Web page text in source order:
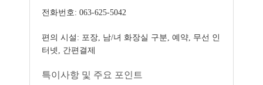
전화번호: 063-625-5042
편의 시설: 포장, 남/녀 화장실 구분, 예약, 무선 인
터넷, 간편결제
특이사항 및 주요 포인트